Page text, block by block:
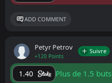
ADD COMMENT
Petyr Petrov
+120 Points
Suivre
1.40 Plus de 1.5 buts